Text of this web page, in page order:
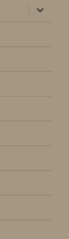
раскрыть
дочернее
меню